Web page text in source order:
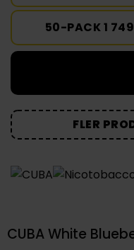
50-PACK 1
FLER
CUBA White